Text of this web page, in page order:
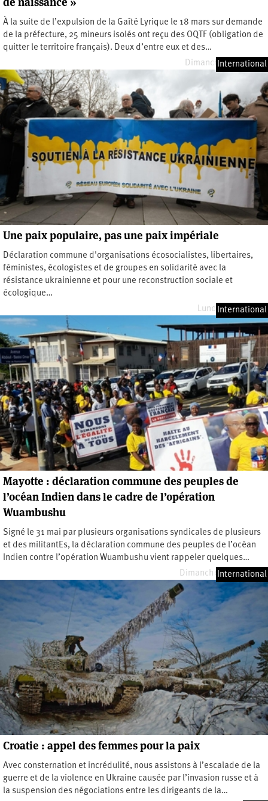
À la suite de l’expulsion de la Gaîté Lyrique le 18 mars sur demande
de la préfecture, 25 mineurs isolés ont reçu des OQTF (obligation de
quitter le territoire français). Deux d’entre eux et des…
Dimanche 1 juin 2025
International
Une paix populaire, pas une paix impériale
Déclaration commune d'organisations écosocialistes, libertaires,
féministes, écologistes et de groupes en solidarité avec la
résistance ukrainienne et pour une reconstruction sociale et
écologique…
Lundi 24 juin 2024
International
Mayotte : déclaration commune des peuples de
l’océan Indien dans le cadre de l’opération
Wuambushu
Signé le 31 mai par plusieurs organisations syndicales de plusieurs
et des militantEs, la déclaration commune des peuples de l’océan
Indien contre l’opération Wuambushu vient rappeler quelques…
Dimanche 18 juin 2023
International
Croatie : appel des femmes pour la paix
Avec consternation et incrédulité, nous assistons à l’escalade de la
guerre et de la violence en Ukraine causée par l’invasion russe et à
la suspension des négociations entre les dirigeants de la…